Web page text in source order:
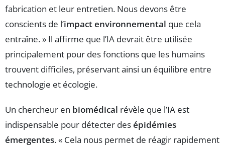
fabrication et leur entretien. Nous devons être
conscients de l’impact environnemental que cela
entraîne. » Il affirme que l’IA devrait être utilisée
principalement pour des fonctions que les humains
trouvent difficiles, préservant ainsi un équilibre entre
technologie et écologie.
Un chercheur en biomédical révèle que l’IA est
indispensable pour détecter desépidémies
émergentes. « Cela nous permet de réagir rapidement